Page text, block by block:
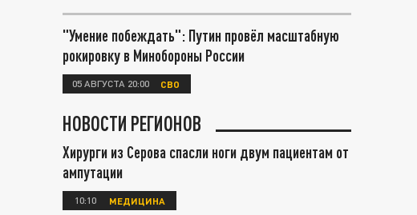
"Умение побеждать": Путин провёл масштабную
рокировку в Минобороны России
05 АВГУСТА 20:00 СВО
НОВОСТИ РЕГИОНОВ
Хирурги из Серова спасли ноги двум пациентам от
ампутации
10:10 МЕДИЦИНА